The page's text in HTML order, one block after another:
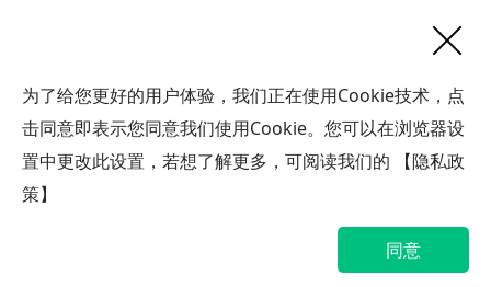
网站地图 工业AI智能体
版权所有广域铭岛数字科技有限公司 GYMD Digital Technology
Co.,
帮助中心
我们
为了给您更好的用户体验，我们正在使用Cookie技术，点
击同意即表示您同意我们使用Cookie。您可以在浏览器设
置中更改此设置，若想了解更多，可阅读我们的
【隐私政
策】
同意